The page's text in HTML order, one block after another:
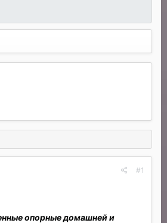
#1
опорные домашней и